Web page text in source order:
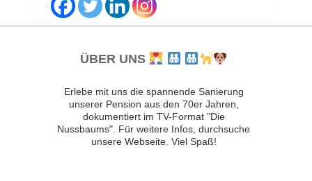
ÜBER UNS
Erlebe mit uns die spannende Sanierung
unserer Pension aus den 70er Jahren,
dokumentiert im TV-Format "Die
Nussbaums". Für weitere Infos, durchsuche
unsere Webseite. Viel Spaß!